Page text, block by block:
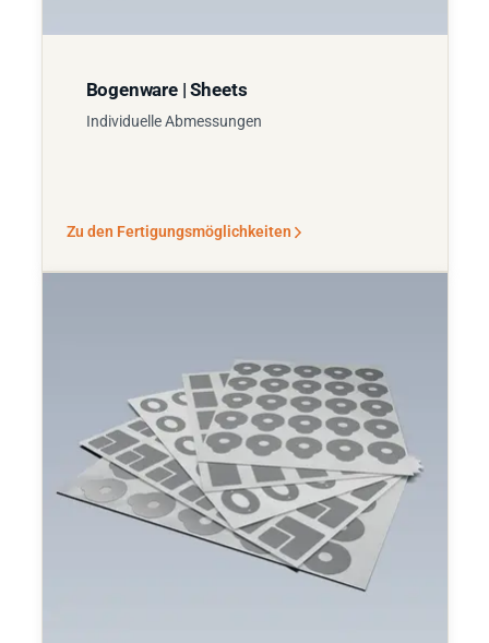
Bogenware | Sheets
Individuelle Abmessungen
Zu den Fertigungsmöglichkeiten